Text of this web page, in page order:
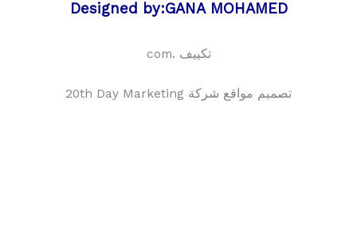
Designed by:GANA MOHAMED
تكييف .com
تصميم مواقع شركة 20th Day Marketing